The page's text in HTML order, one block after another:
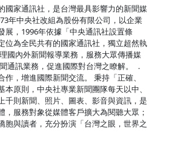
國家通訊社，是台灣最具影響力的新聞媒
年中央社改組為股份有限公司，以企業
展，1996年依據「中央通訊社設置條
位為全民共有的國家通訊社，獨立超然執
國內外新聞報導業務，服務大眾傳播媒
通訊業務，促進國際對台灣之瞭解。 ．
，增進國際新聞交流。 秉持「正確、
原則，中央社專業新聞團隊每天以中、
千則新聞、照片、圖表、影音與資訊，是
，服務對象從媒體客戶擴大為閱聽大眾；
胞與讀者，充分扮演「台灣之眼，世界之